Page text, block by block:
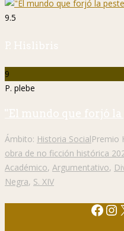
9.5
P. Hislibris
9
P. plebe
"El mundo que forjó la
Ámbito: Historia SocialPremio
obra de no ficción histórica
Académico, Argumentativo,
Negra, S. XIV